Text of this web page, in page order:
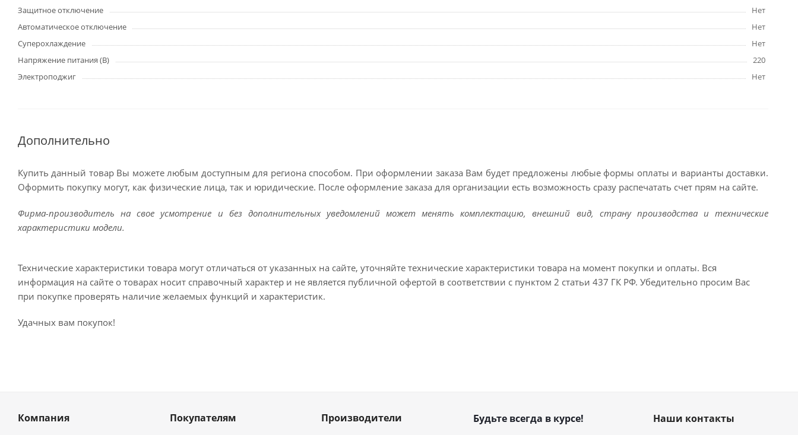
Защитное отключение
Нет
Автоматическое отключение
Нет
Суперохлаждение
Нет
Напряжение питания (В)
220
Электроподжиг
Нет
Дополнительно
Купить данный товар Вы можете любым доступным для региона способом. При оформлении заказа Вам будет предложены любые формы оплаты и варианты доставки.
Оформить покупку могут, как физические лица, так и юридические. После оформление заказа для организации есть возможность сразу распечатать счет прям на сайте.
Фирма-производитель на свое усмотрение и без дополнительных уведомлений может менять комплектацию, внешний вид, страну производства и технические
характеристики модели.
Технические характеристики товара могут отличаться от указанных на сайте, уточняйте технические характеристики товара на момент покупки и оплаты. Вся
информация на сайте о товарах носит справочный характер и не является публичной офертой в соответствии с пунктом 2 статьи 437 ГК РФ. Убедительно просим Вас
при покупке проверять наличие желаемых функций и характеристик.
Удачных вам покупок!
Компания Покупателям Производители Будьте всегда в курсе! Наши контакты